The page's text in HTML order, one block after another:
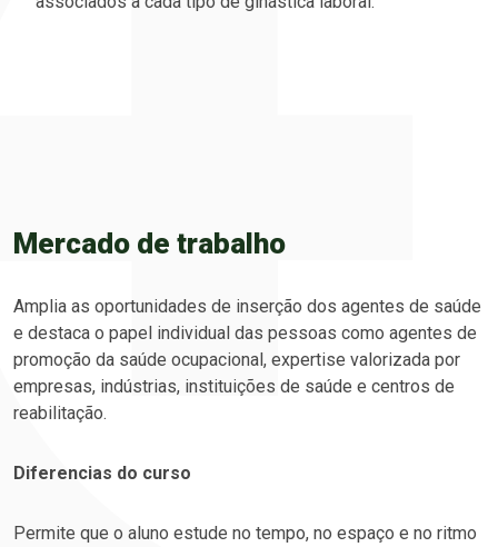
Mercado de trabalho
Amplia as oportunidades de inserção dos agentes de saúde
e destaca o papel individual das pessoas como agentes de
promoção da saúde ocupacional, expertise valorizada por
empresas, indústrias, instituições de saúde e centros de
reabilitação.
Diferencias do curso
Permite que o aluno estude no tempo, no espaço e no ritmo